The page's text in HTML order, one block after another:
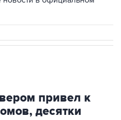
привел к
десятки